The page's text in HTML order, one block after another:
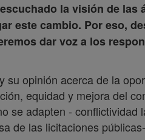
la visión de las
este cambio. Por eso,
dar voz a los
su opinión acerca de la
equidad y mejora del
se adapten -
de las licitaciones